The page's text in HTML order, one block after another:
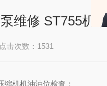
维修 ST755机
点击次数：1531
机机油油位检查：